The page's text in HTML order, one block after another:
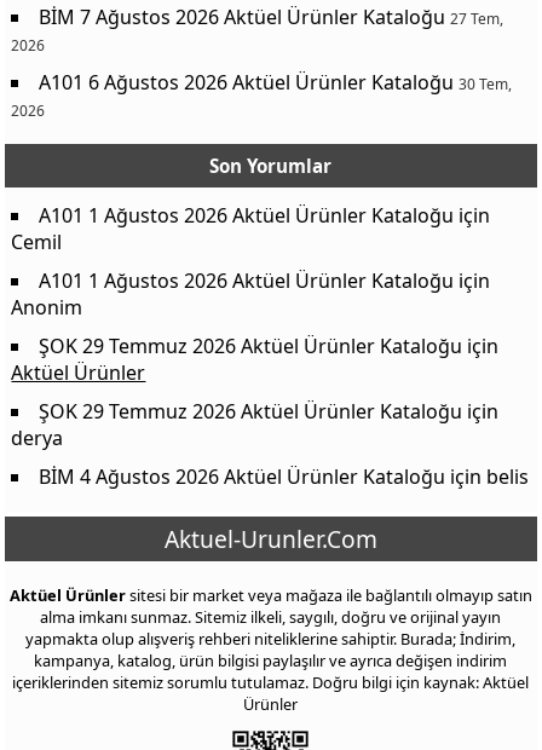
BİM 7 Ağustos 2026 Aktüel Ürünler Kataloğu 27 Tem,
2026
A101 6 Ağustos 2026 Aktüel Ürünler Kataloğu 30 Tem,
2026
Son Yorumlar
A101 1 Ağustos 2026 Aktüel Ürünler Kataloğu için
Cemil
A101 1 Ağustos 2026 Aktüel Ürünler Kataloğu için
Anonim
ŞOK 29 Temmuz 2026 Aktüel Ürünler Kataloğu için
Aktüel Ürünler
ŞOK 29 Temmuz 2026 Aktüel Ürünler Kataloğu için
derya
BİM 4 Ağustos 2026 Aktüel Ürünler Kataloğu için belis
Aktuel-Urunler.Com
Aktüel Ürünlersitesi bir market veya mağaza ile bağlantılı olmayıp satın
alma imkanı sunmaz. Sitemiz ilkeli, saygılı, doğru ve orijinal yayın
yapmakta olup alışveriş rehberi niteliklerine sahiptir. Burada; İndirim,
kampanya, katalog, ürün bilgisi paylaşılır ve ayrıca değişen indirim
içeriklerinden sitemiz sorumlu tutulamaz. Doğru bilgi için kaynak: Aktüel
Ürünler